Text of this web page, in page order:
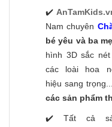
✔️
Nam chuyên
bé yêu và ba
hình 3D sắc
các loài hoa
hiệu sang
các sản phẩm
✔️ Tất cả